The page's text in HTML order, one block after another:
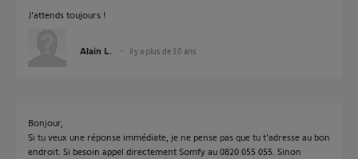
J'attends toujours !
Alain L. il y a plus de 10 ans
Bonjour,
Si tu veux une réponse immédiate, je ne pense pas que tu t'adresse au bon
endroit. Si besoin appel directement Somfy au 0820 055 055. Sinon